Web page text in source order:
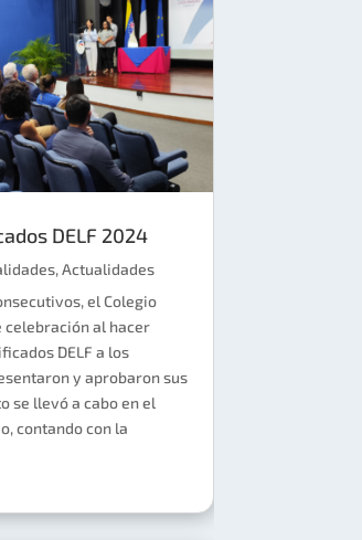
DELF 2024
,Actualidades
el Colegio
celebración al hacer
DELF a los
y aprobaron sus
se llevó a cabo en el
contando con la